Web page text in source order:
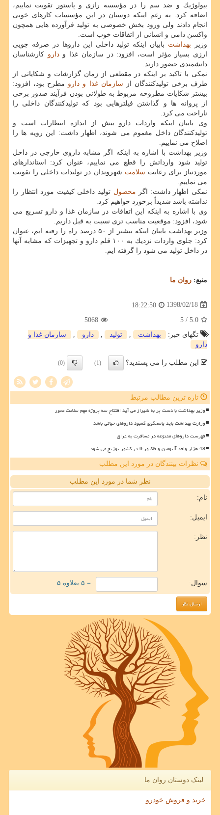
بیولوژیك و ضد سم را در مؤسسه رازی و پاستور تقویت نماییم،
اضافه كرد: به رغم اینكه دوستان در این مؤسسات كارهای خوبی
انجام دادند ولی ورود بخش خصوصی به تولید فرآورده هایی همچون
واكسن دامی و انسانی از اتفاقات خوب است.
وزیر بهداشت بابیان اینكه تولید داخلی این داروها در صرفه جویی
ارزی بسیار مؤثر است، افزود: در سازمان غذا ودارو كارشناسان
دانشمندی حضور دارند.
نمكی با تاكید بر اینكه در مقطعی از زمان گزارشات و شكایاتی از
طرف برخی تولیدكنندگان از سازمان غذا و دارو مطرح بود، افزود:
بیشتر شكایات مطروحه مربوط به طولانی بودن فرآیند صدور برخی
از پروانه ها و گذاشتن فیلترهایی بود كه تولیدكنندگان داخلی را
ناراحت می كرد.
وی بابیان اینكه واردات دارو بیش از اندازه انتظارات است و
تولیدكنندگان داخل مغموم می شوند، اظهار داشت: این رویه ها را
اصلاح می نماییم.
وزیر بهداشت با اشاره به اینكه اگر مشابه داروی خارجی در داخل
تولید شود وارداتش را قطع می نماییم، عنوان كرد: استاندارهای
موردنیاز برای رعایت سلامت شهروندان در تولیدات داخلی را تقویت
می نماییم.
نمكی اظهار داشت: اگر محصول تولید داخلی كیفیت مورد انتظار را
نداشته باشد شدیداً برخورد خواهیم كرد.
وی با اشاره به اینكه این اتفاقات در سازمان غذا و دارو تسریع می
شود، افزود: موقعیت مناسب تری نسبت به قبل داریم.
وزیر بهداشت بابیان اینكه بیشتر از ۵۰ درصد راه را رفته ایم، عنوان
كرد: جلوی واردات نزدیك به ۱۰۰ قلم دارو و تجهیزات كه مشابه آنها
در داخل تولید می شود را گرفته ایم.
منبع: روان ما
1398/02/18
18:22:50
5.0
/ 5
5068
تگهای خبر:
بهداشت تولید دارو
سازمان غذا و
دارو
این مطلب را می پسندید؟ (1)
(0)
تازه ترین مطالب مرتبط
وزیر بهداشت با دست پر به شیراز می آید افتتاح سه پروژه مهم سلامت محور
وزارت بهداشت باید پاسخگوی کمبود داروهای حیاتی باشد
فهرست داروهای ممنوعه در مسافرت به عراق
48 هزار واحد آلبومین و فاکتور 9 در کشور توزیع می شود
نظرات بینندگان در مورد این مطلب
نظر شما در مورد این مطلب
نام:
ایمیل:
نظر:
سوال: = ۵ بعلاوه ۵
لینک دوستان روان ما
خرید و فروش خودرو